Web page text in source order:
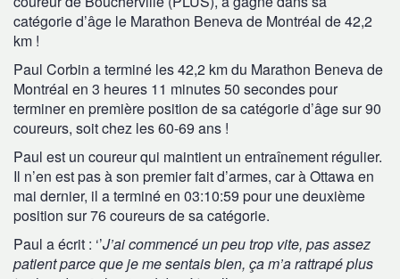
catégorie d’âge le Marathon Beneva de Montréal de 42,2
km !
Paul Corbin a terminé les 42,2 km du Marathon Beneva de
Montréal en 3 heures 11 minutes 50 secondes pour
terminer en première position de sa catégorie d’âge sur 90
coureurs, soit chez les 60-69 ans !
Paul est un coureur qui maintient un entraînement régulier.
Il n’en est pas à son premier fait d’armes, car à Ottawa en
mai dernier, il a terminé en 03:10:59 pour une deuxième
position sur 76 coureurs de sa catégorie.
Paul a écrit : ‘’J’ai commencé un peu trop vite, pas assez
patient parce que je me sentais bien, ça m’a rattrapé plus